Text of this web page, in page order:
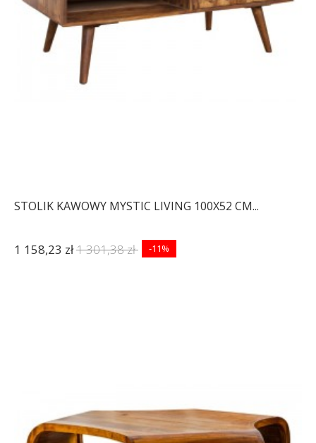
STOLIK KAWOWY MYSTIC LIVING 100X52 CM...
1 158,23 zł1 301,38 zł -11%